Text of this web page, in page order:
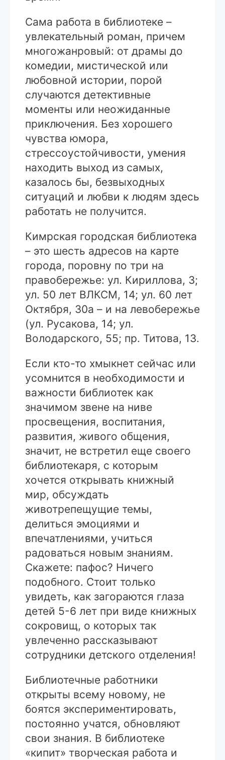
Сама работа в библиотеке –
увлекательный роман, причем
многожанровый: от драмы до
комедии, мистической или
любовной истории, порой
случаются детективные
моменты или неожиданные
приключения. Без хорошего
чувства юмора,
стрессоустойчивости, умения
находить выход из самых,
казалось бы, безвыходных
ситуаций и любви к людям здесь
работать не получится.
Кимрская городская библиотека
– это шесть адресов на карте
города, поровну по три на
правобережье: ул. Кириллова, 3;
ул. 50 лет ВЛКСМ, 14; ул. 60 лет
Октября, 30а – и на левобережье
(ул. Русакова, 14; ул.
Володарского, 55; пр. Титова, 13.
Если кто-то хмыкнет сейчас или
усомнится в необходимости и
важности библиотек как
значимом звене на ниве
просвещения, воспитания,
развития, живого общения,
значит, не встретил еще своего
библиотекаря, с которым
хочется открывать книжный
мир, обсуждать
животрепещущие темы,
делиться эмоциями и
впечатлениями, учиться
радоваться новым знаниям.
Скажете: пафос? Ничего
подобного. Стоит только
увидеть, как загораются глаза
детей 5-6 лет при виде книжных
сокровищ, о которых так
увлеченно рассказывают
сотрудники детского отделения!
Библиотечные работники
открыты всему новому, не
боятся экспериментировать,
постоянно учатся, обновляют
свои знания. В библиотеке
«кипит» творческая работа и